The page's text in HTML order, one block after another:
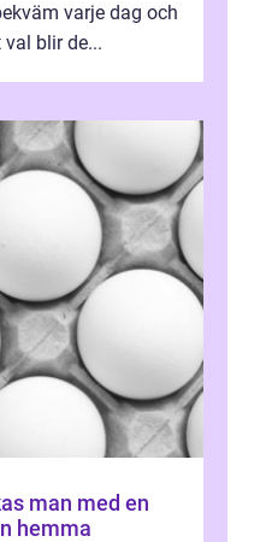
varje dag och
blir de...
man med en
hemma